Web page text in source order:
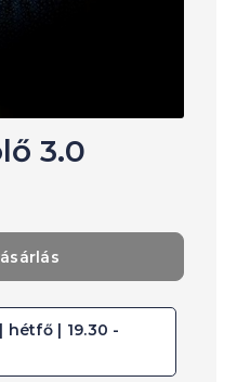
3.0
hétfő | 19.30 -